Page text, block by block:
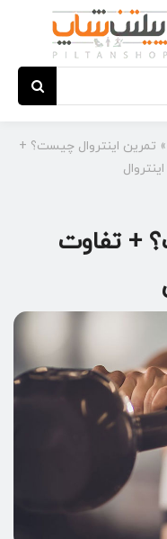
» تمرین اینتروال چیست؟ +
+ تفاوت